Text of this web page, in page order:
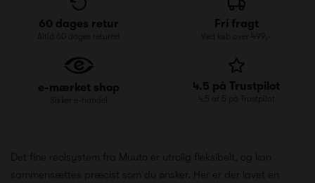
60 dages retur
Altid 60 dages returret
Fri fragt
Ved køb over 499,-
e-mærket shop
Sikker e-handel
4.5 på Trustpilot
4.5 af 5 på Trustpilot
Det fine reolsystem fra Muuto er utrolig fleksibelt, og kan
sammensættes præcist som du ønsker. Her er der lavet en